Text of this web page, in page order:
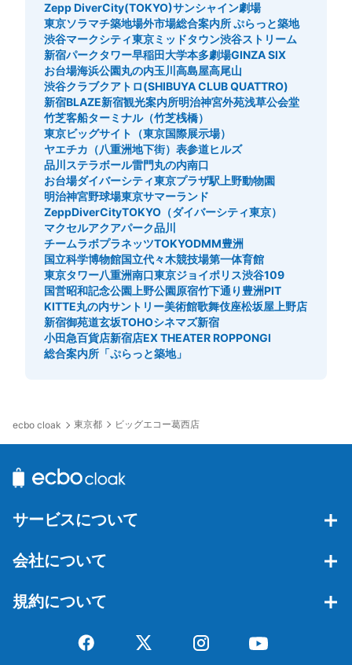
Zepp DiverCity(TOKYO)サンシャイン劇場
東京ソラマチ築地場外市場総合案内所 ぷらっと築地
渋谷マークシティ東京ミッドタウン渋谷ストリーム
新宿パークタワー早稲田大学本多劇場GINZA SIX
お台場海浜公園丸の内玉川高島屋高尾山
渋谷クラブクアトロ(SHIBUYA CLUB QUATTRO)
新宿BLAZE新宿観光案内所明治神宮外苑浅草公会堂
竹芝客船ターミナル（竹芝桟橋）
東京ビッグサイト（東京国際展示場）
ヤエチカ（八重洲地下街） 表参道ヒルズ
品川ステラボール雷門丸の内南口
お台場ダイバーシティ東京プラザ駅 上野動物園
明治神宮野球場東京サマーランド
ZeppDiverCityTOKYO（ダイバーシティ東京）
マクセルアクアパーク品川
チームラボプラネッツTOKYODMM豊洲
国立科学博物館国立代々木競技場第一体育館
東京タワー八重洲南口東京ジョイポリス渋谷109
国営昭和記念公園 上野公園原宿竹下通り 豊洲PIT
KITTE丸の内サントリー美術館歌舞伎座松坂屋上野店
新宿御苑道玄坂TOHOシネマズ新宿
小田急百貨店新宿店EX THEATER ROPPONGI
総合案内所「ぷらっと築地」
ecbo cloak 東京都 ビッグエコー葛西店
サービスについて
会社について
規約について